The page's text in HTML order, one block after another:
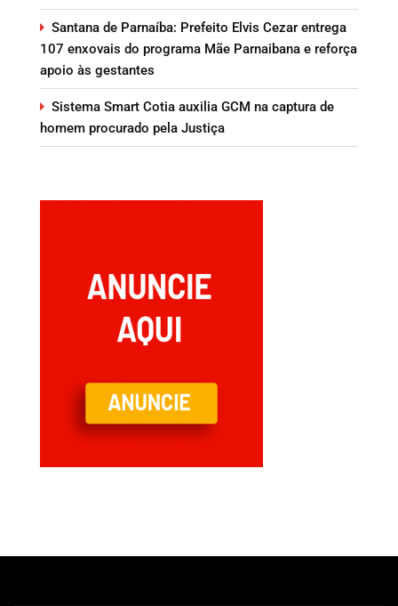
Santana de Parnaíba: Prefeito Elvis Cezar entrega
107 enxovais do programa Mãe Parnaibana e reforça
apoio às gestantes
Sistema Smart Cotia auxilia GCM na captura de
homem procurado pela Justiça